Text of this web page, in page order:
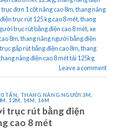
đơn 1 cột nâng cao 8m,thang nâng
trục rút 125 kg cao 8 mét,thang
trục rút bằng điện cao 8 mét,xe
8m,thang nâng người bằng điện
gấp rút bằng điện cao 8m,thang
nâng điện cao 8 mét tải 125kg
Leave a comment
TẤN
THANG NÂNG NGƯỜI 3M,
12M, 14M, 16M
trục rút bằng điện
cao 8 mét